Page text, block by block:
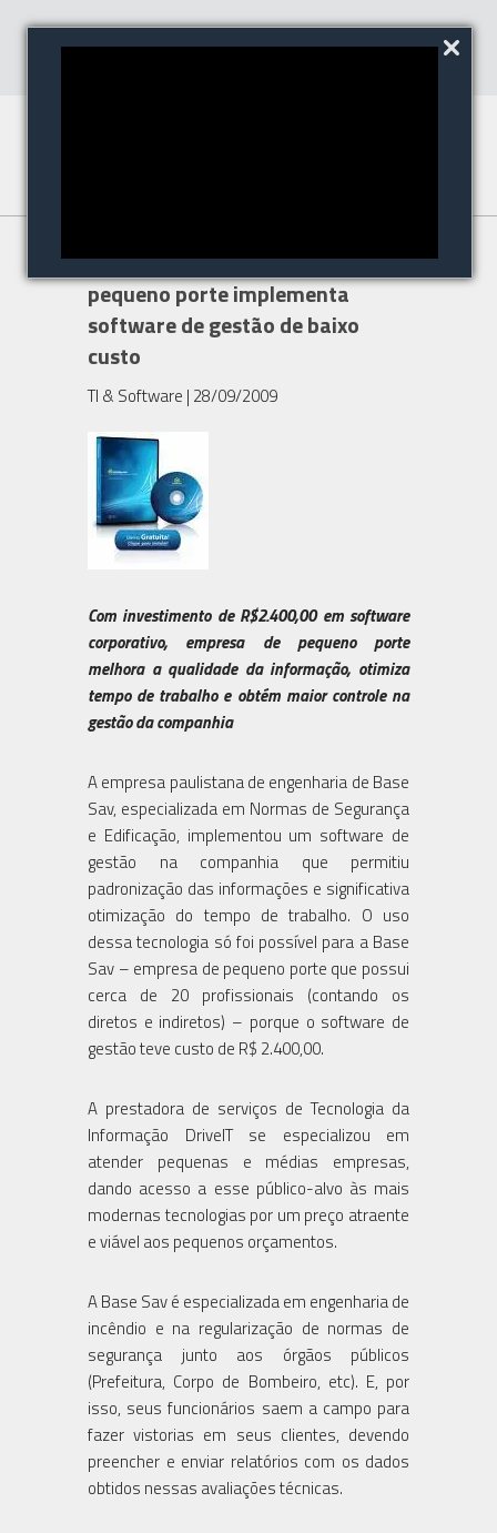
Empresa de Engenharia de
pequeno porte implementa
software de gestão de baixo
custo
TI & Software | 28/09/2009
Com investimento de R$2.400,00 em software
corporativo, empresa de pequeno porte
melhora a qualidade da informação, otimiza
tempo de trabalho e obtém maior controle na
gestão da companhia
A empresa paulistana de engenharia de Base
Sav, especializada em Normas de Segurança
e Edificação, implementou um software de
gestão na companhia que permitiu
padronização das informações e significativa
otimização do tempo de trabalho. O uso
dessa tecnologia só foi possível para a Base
Sav – empresa de pequeno porte que possui
cerca de 20 profissionais (contando os
diretos e indiretos) – porque o software de
gestão teve custo de R$ 2.400,00.
A prestadora de serviços de Tecnologia da
Informação DriveIT se especializou em
atender pequenas e médias empresas,
dando acesso a esse público-alvo às mais
modernas tecnologias por um preço atraente
e viável aos pequenos orçamentos.
A Base Sav é especializada em engenharia de
incêndio e na regularização de normas de
segurança junto aos órgãos públicos
(Prefeitura, Corpo de Bombeiro, etc). E, por
isso, seus funcionários saem a campo para
fazer vistorias em seus clientes, devendo
preencher e enviar relatórios com os dados
obtidos nessas avaliações técnicas.